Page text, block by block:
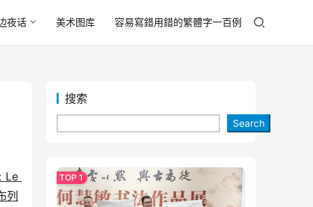
夜话 美术图库 容易寫錯用錯的繁體字一百例
Le
列
搜索
Search